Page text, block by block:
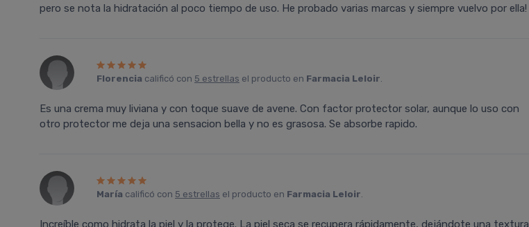
pero se nota la hidratación al poco tiempo de uso. He probado varias marcas y siempre vuelvo por ella!
Florencia calificó con 5 estrellas el producto en Farmacia Leloir.
Es una crema muy liviana y con toque suave de avene. Con factor protector solar, aunque lo uso con
otro protector me deja una sensacion bella y no es grasosa. Se absorbe rapido.
Marí­a calificó con 5 estrellas el producto en Farmacia Leloir.
Increíble como hidrata la piel y la protege. La piel seca se recupera rápidamente, dejándote una textura